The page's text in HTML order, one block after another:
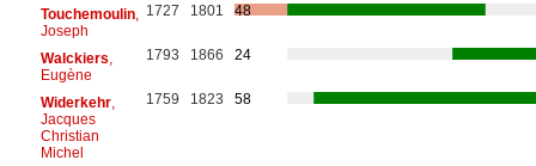
Touchemoulin,
Joseph
1727 1801 48
Walckiers
Eugène
1793 1866 24
Widerkehr,
Jacques
Christian
Michel
1759 1823 58